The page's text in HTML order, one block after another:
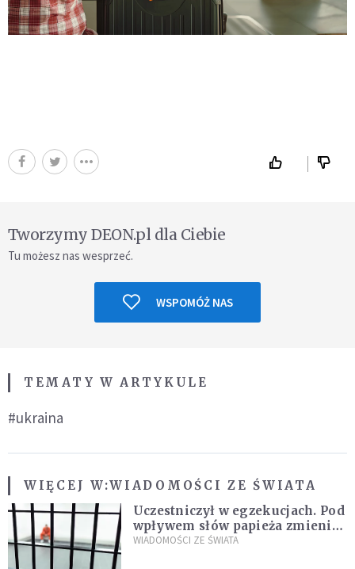
Tworzymy DEON.pl dla Ciebie
Tu możesz nas wesprzeć.
WSPOMÓŻ NAS
TEMATY W ARTYKULE
#ukraina
WIĘCEJ W:WIADOMOŚCI ZE ŚWIATA
Uczestniczył w egzekucjach. Pod
wpływem słów papieża zmienił
zdanie
WIADOMOŚCI ZE ŚWIATA